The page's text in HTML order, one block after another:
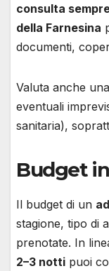
consulta
della Farnesina
documenti,
Valuta anche una
eventuali
sanitaria),
Budget
Il budget di un
stagione, tipo di
prenotate. In
2–3 notti puoi